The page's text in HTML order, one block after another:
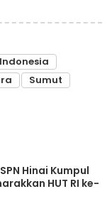
Indonesia
Sumut
Hinai Kumpul
HUT RI ke-